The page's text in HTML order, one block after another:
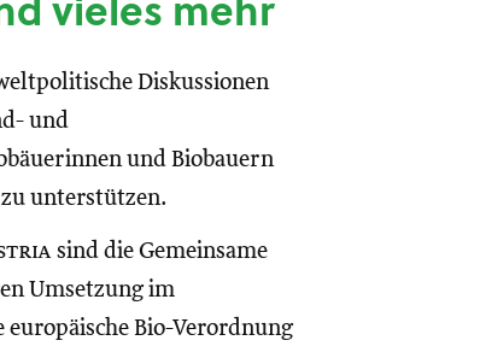
Diskussionen
und
und Biobauern
unterstützen.
sind die Gemeinsame
Umsetzung im
Bio-Verordnung